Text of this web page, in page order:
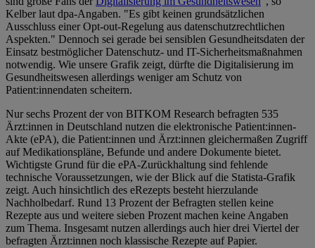
Kelber laut dpa-Angaben. "Es gibt keinen grundsätzlichen
Ausschluss einer Opt-out-Regelung aus datenschutzrechtlichen
Aspekten." Dennoch sei gerade bei sensiblen Gesundheitsdaten der
Einsatz bestmöglicher Datenschutz- und IT-Sicherheitsmaßnahmen
notwendig. Wie unsere Grafik zeigt, dürfte die Digitalisierung im
Gesundheitswesen allerdings weniger am Schutz von
Patient:innendaten scheitern.
Nur sechs Prozent der von BITKOM Research befragten 535
Ärzt:innen in Deutschland nutzen die elektronische Patient:innen-
Akte (ePA), die Patient:innen und Ärzt:innen gleichermaßen Zugriff
auf Medikationspläne, Befunde und andere Dokumente bietet.
Wichtigste Grund für die ePA-Zurückhaltung sind fehlende
technische Voraussetzungen, wie der Blick auf die Statista-Grafik
zeigt. Auch hinsichtlich des eRezepts besteht hierzulande
Nachholbedarf. Rund 13 Prozent der Befragten stellen keine
Rezepte aus und weitere sieben Prozent machen keine Angaben
zum Thema. Insgesamt nutzen allerdings auch hier drei Viertel der
befragten Ärzt:innen noch klassische Rezepte auf Papier.